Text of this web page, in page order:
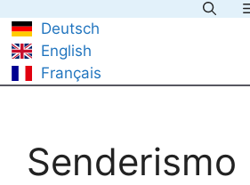
contenido
Deutsch
English
Français
Senderismo